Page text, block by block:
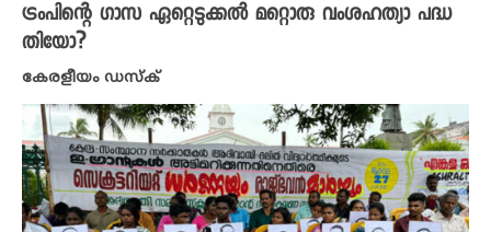
ട്രംപിന്റെ ഗാസ ഏറ്റെടുക്കൽ മറ്റൊരു വംശഹത്യാ പദ്ധ
തിയോ?
കേരളീയം ഡസ്ക്